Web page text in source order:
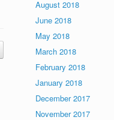
August 2018
June 2018
May 2018
March 2018
February 2018
January 2018
December 2017
November 2017